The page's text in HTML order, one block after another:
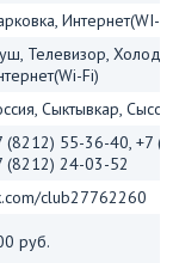
Интернет(WI-
Телевизор,
Fi)
Сыктывкар,
(8212) 55-36-40, +7
(8212) 24-03-52
club27762260
руб.